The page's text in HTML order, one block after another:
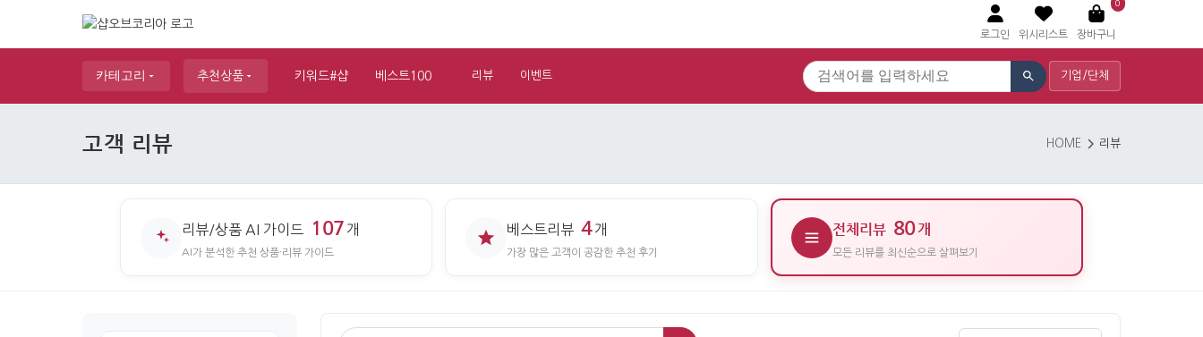
로그인 위시리스트
0
장바구니
카테고리 추천상품 키워드#샵 베스트100 리뷰 이벤트 기업/단체
고객 리뷰 HOME 리뷰
리뷰/상품 AI 가이드 107 개
AI가 분석한 추천 상품·리뷰 가이드
베스트리뷰 4개
가장 많은 고객이 공감한 추천 후기
전체리뷰 80개
모든 리뷰를 최신순으로 살펴보기